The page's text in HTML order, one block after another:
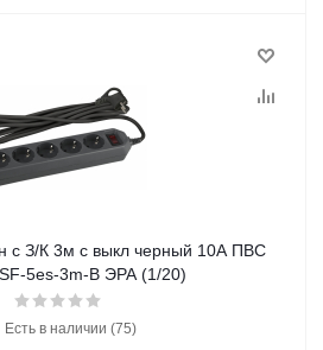
с З/К 3м с выкл черный 10А ПВС
5es-3m-B ЭРА (1/20)
Есть в наличии (75)